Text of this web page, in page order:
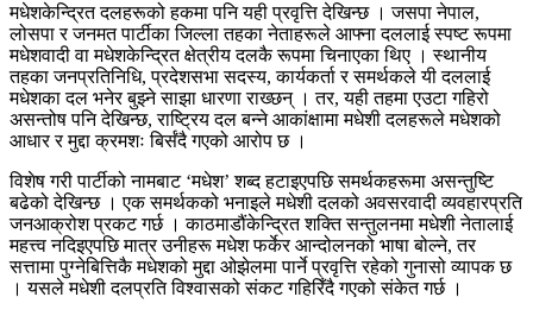
मधेशकेन्द्रित दलहरूको हकमा पनि यही प्रवृत्ति देखिन्छ । जसपा नेपाल,
लोसपा र जनमत पार्टीका जिल्ला तहका नेताहरूले आफ्ना दललाई स्पष्ट रूपमा
मधेशवादी वा मधेशकेन्द्रित क्षेत्रीय दलकै रूपमा चिनाएका थिए । स्थानीय
तहका जनप्रतिनिधि, प्रदेशसभा सदस्य, कार्यकर्ता र समर्थकले यी दललाई
मधेशका दल भनेर बुझ्ने साझा धारणा राख्छन् । तर, यही तहमा एउटा गहिरो
असन्तोष पनि देखिन्छ, राष्ट्रिय दल बन्ने आकांक्षामा मधेशी दलहरूले मधेशको
आधार र मुद्दा क्रमशः बिर्संदै गएको आरोप छ ।
विशेष गरी पार्टीको नामबाट ‘मधेश’ शब्द हटाइएपछि समर्थकहरूमा असन्तुष्टि
बढेको देखिन्छ । एक समर्थकको भनाइले मधेशी दलको अवसरवादी व्यवहारप्रति
जनआक्रोश प्रकट गर्छ । काठमाडौंकेन्द्रित शक्ति सन्तुलनमा मधेशी नेतालाई
महत्त्व नदिइएपछि मात्र उनीहरू मधेश फर्केर आन्दोलनको भाषा बोल्ने, तर
सत्तामा पुग्नेबित्तिकै मधेशको मुद्दा ओझेलमा पार्ने प्रवृत्ति रहेको गुनासो व्यापक छ
। यसले मधेशी दलप्रति विश्वासको संकट गहिरिँदै गएको संकेत गर्छ ।